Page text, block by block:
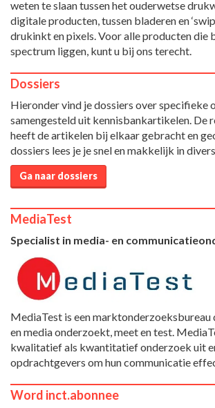
weten te slaan tussen het ouderwetse
digitale producten, tussen bladeren en
drukinkt en pixels. Voor alle producten die
spectrum liggen, kunt u bij ons terecht.
Dossiers
Hieronder vind je dossiers over specifieke
samengesteld uit kennisbankartikelen. De
heeft de artikelen bij elkaar gebracht en
dossiers lees je je snel en makkelijk in
Ga naar dossiers
MediaTest
Specialist in media- en
MediaTest is een
en media onderzoekt, meet en test.
kwalitatief als kwantitatief onderzoek uit
opdrachtgevers om hun communicatie
Word inct.abonnee